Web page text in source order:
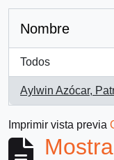
Nombre
Todos
Aylwin Azócar,
, 1 resultados
Imprimir vista previa